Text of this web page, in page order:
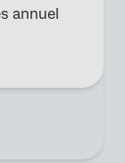
annuel